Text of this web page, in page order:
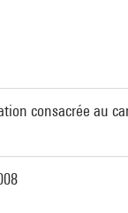
consacrée au